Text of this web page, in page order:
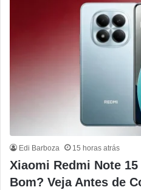
Edi Barboza 15 horas atrás
Xiaomi Redmi Note
Bom? Veja Antes de